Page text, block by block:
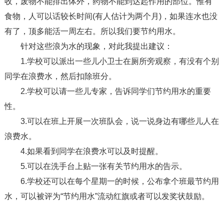
食物，人可以话较长时间(有人估计为两个月)，如果连水也没
有了，顶多能活一周左右。所以我们要节约用水。
针对这些浪为水的现象，对此我提出建议：
1.学校可以派出一些儿小卫士在厕所旁观察，有没有个别
同学在浪费水，然后扣除班分。
2.学校可以请一些儿专家，告诉同学们节约用水的重要
性。
3.可以在班上开展一次班队会，说一说身边有哪些儿人在
浪费水。
4.如果看到同学在浪费水可以及时提醒。
5.可以在洗手台上贴一张有关节约用水的告示。
6.学校还可以在每个星期一的时候，公布拿个班最节约用
水，可以被评为“节约用水”流动红旗或者可以发奖状鼓励。